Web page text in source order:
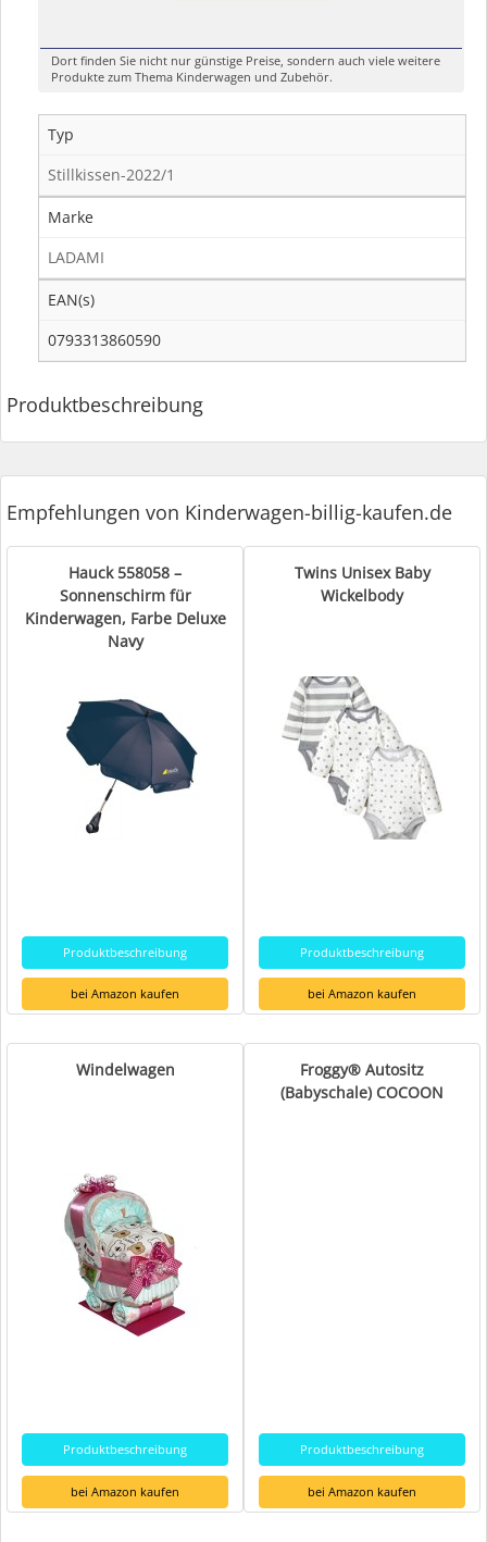
Dort finden Sie nicht nur günstige Preise, sondern auch viele weitere
Produkte zum Thema Kinderwagen und Zubehör.
Typ
Stillkissen-2022/1
Marke
LADAMI
EAN(s)
0793313860590
Produktbeschreibung
Empfehlungen von Kinderwagen-billig-kaufen.de
Hauck 558058 –
Sonnenschirm für
Kinderwagen, Farbe Deluxe
Navy
Produktbeschreibung
bei Amazon kaufen
Twins Unisex Baby
Wickelbody
Produktbeschreibung
bei Amazon kaufen
Windelwagen
Produktbeschreibung
bei Amazon kaufen
Froggy® Autositz
(Babyschale) COCOON
Produktbeschreibung
bei Amazon kaufen